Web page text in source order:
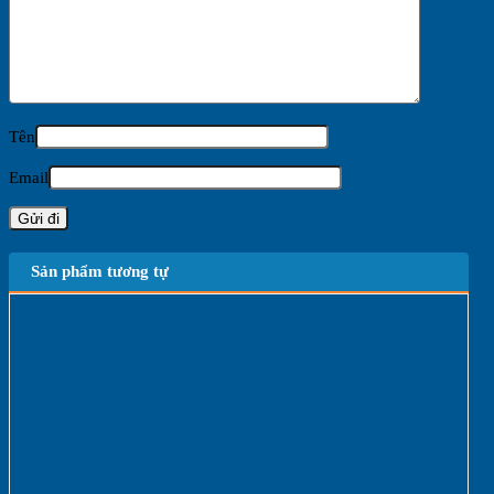
Tên
Email
Sản phẩm tương tự